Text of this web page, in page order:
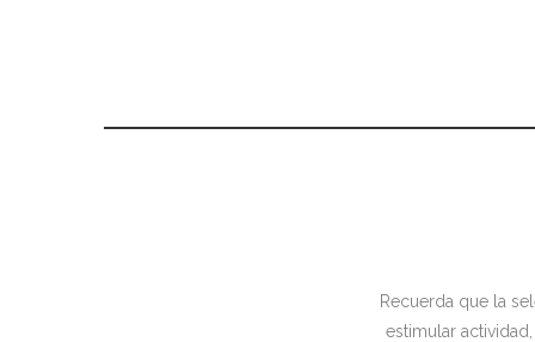
Recuerda que la
estimular